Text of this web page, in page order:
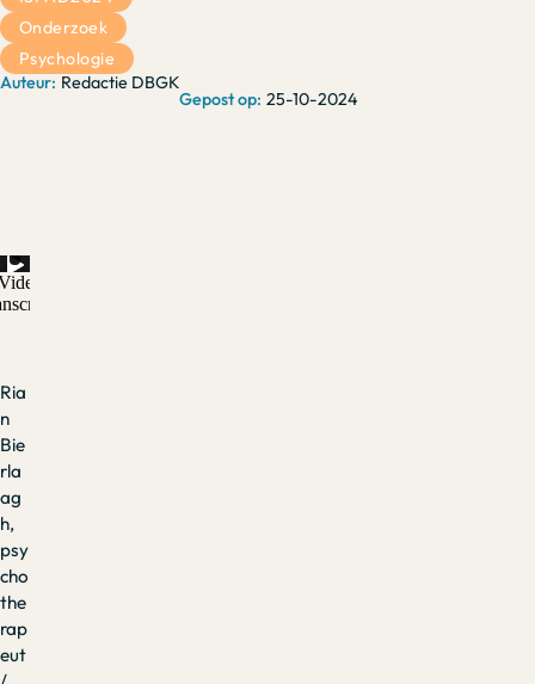
Redactie DBGK
25-10-2024
Onderzoek
Psychologie
Ria
n
Bie
rla
ag
h,
psy
cho
the
rap
eut